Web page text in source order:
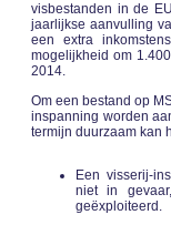
visbestanden in de
jaarlijkse aanvulling
een extra
mogelijkheid om
2014.
Om een bestand op
inspanning worden
termijn duurzaam kan
Een visserij-
niet in
geëxploiteerd.